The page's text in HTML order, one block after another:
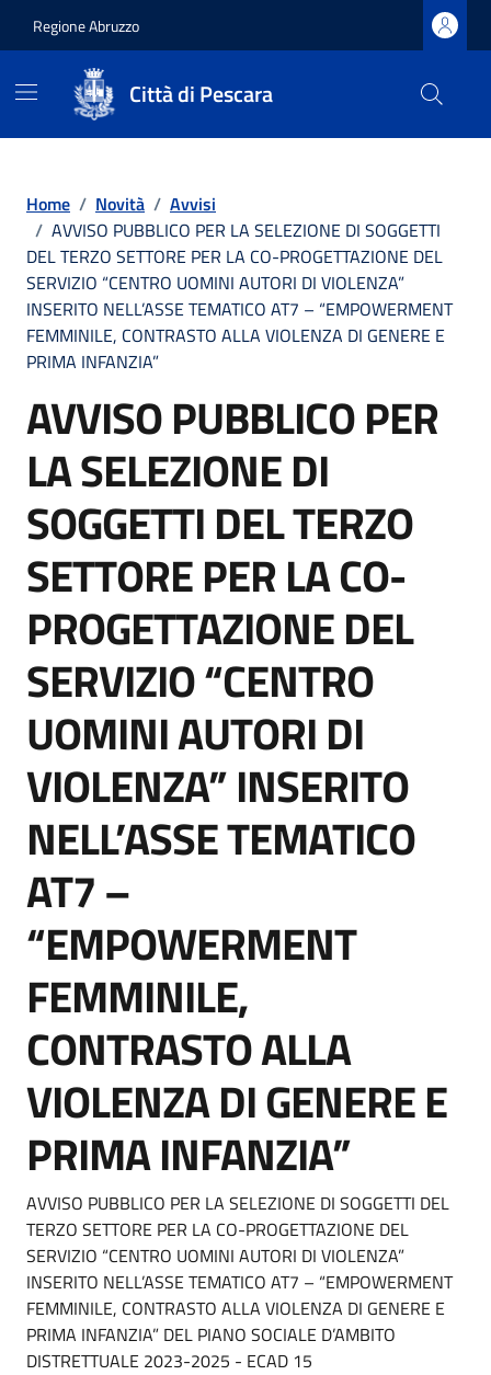
Regione Abruzzo
Città di Pescara
Home / Novità / Avvisi
/ AVVISO PUBBLICO PER LA SELEZIONE DI SOGGETTI
DEL TERZO SETTORE PER LA CO-PROGETTAZIONE DEL
SERVIZIO “CENTRO UOMINI AUTORI DI VIOLENZA”
INSERITO NELL’ASSE TEMATICO AT7 – “EMPOWERMENT
FEMMINILE, CONTRASTO ALLA VIOLENZA DI GENERE E
PRIMA INFANZIA”
AVVISO PUBBLICO PER
LA SELEZIONE DI
SOGGETTI DEL TERZO
SETTORE PER LA CO-
PROGETTAZIONE DEL
SERVIZIO “CENTRO
UOMINI AUTORI DI
VIOLENZA” INSERITO
NELL’ASSE TEMATICO
AT7 –
“EMPOWERMENT
FEMMINILE,
CONTRASTO ALLA
VIOLENZA DI GENERE E
PRIMA INFANZIA”
Dettagli della notizia
AVVISO PUBBLICO PER LA SELEZIONE DI SOGGETTI DEL
TERZO SETTORE PER LA CO-PROGETTAZIONE DEL
SERVIZIO “CENTRO UOMINI AUTORI DI VIOLENZA”
INSERITO NELL’ASSE TEMATICO AT7 – “EMPOWERMENT
FEMMINILE, CONTRASTO ALLA VIOLENZA DI GENERE E
PRIMA INFANZIA” DEL PIANO SOCIALE D’AMBITO
DISTRETTUALE 2023-2025 - ECAD 15